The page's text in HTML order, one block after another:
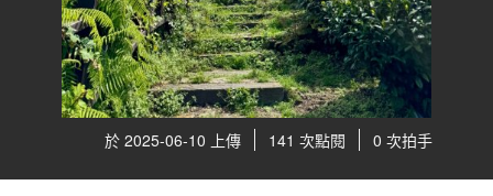
於 2025-06-10 上傳 141 次點閱 0 次拍手